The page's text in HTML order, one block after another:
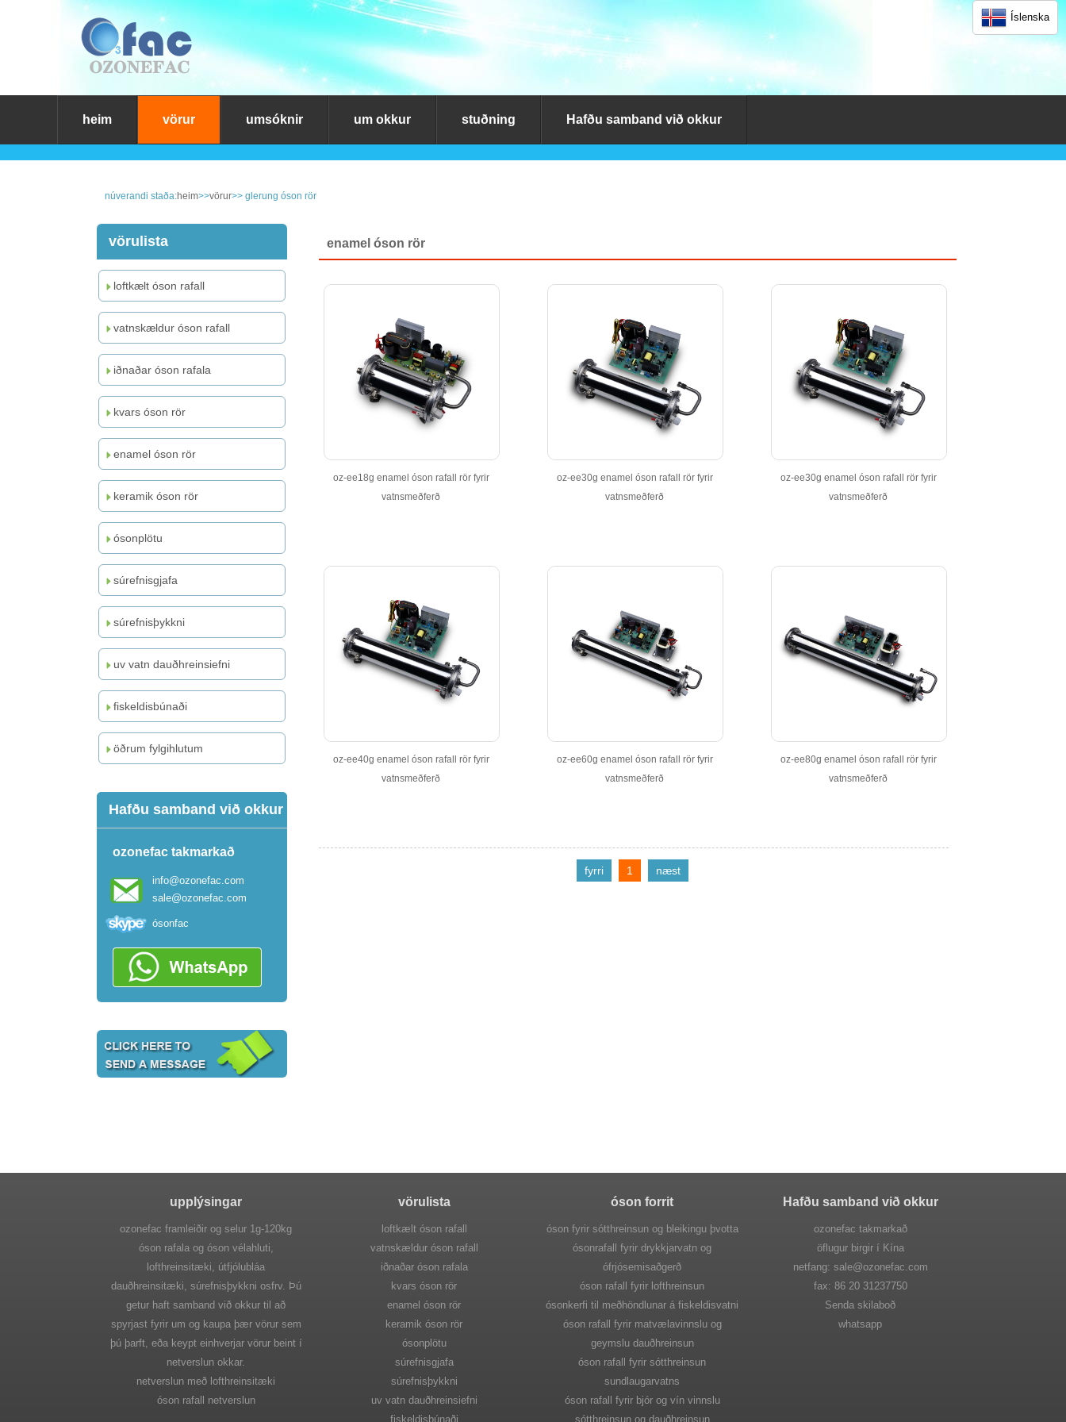
Íslenska
heim vörur umsóknir um okkur stuðning Hafðu samband við okkur
núverandi staða:heim>>vörur>> glerung óson rör
vörulista
loftkælt óson rafall
vatnskældur óson rafall
iðnaðar óson rafala
kvars óson rör
enamel óson rör
keramik óson rör
ósonplötu
súrefnisgjafa
súrefnisþykkni
uv vatn dauðhreinsiefni
fiskeldisbúnaði
öðrum fylgihlutum
Hafðu samband við okkur
ozonefac takmarkað
info@ozonefac.com
sale@ozonefac.com
ósonfac
enamel óson rör
oz-ee18g enamel óson rafall rör fyrir
vatnsmeðferð
oz-ee30g enamel óson rafall rör fyrir
vatnsmeðferð
oz-ee30g enamel óson rafall rör fyrir
vatnsmeðferð
oz-ee40g enamel óson rafall rör fyrir
vatnsmeðferð
oz-ee60g enamel óson rafall rör fyrir
vatnsmeðferð
oz-ee80g enamel óson rafall rör fyrir
vatnsmeðferð
fyrri 1 næst
upplýsingar
ozonefac framleiðir og selur 1g-120kg
óson rafala og óson vélahluti,
lofthreinsitæki, útfjólubláa
dauðhreinsitæki, súrefnisþykkni osfrv. Þú
getur haft samband við okkur til að
spyrjast fyrir um og kaupa þær vörur sem
þú þarft, eða keypt einhverjar vörur beint í
netverslun okkar.
netverslun með lofthreinsitæki
óson rafall netverslun
vörulista
loftkælt óson rafall
vatnskældur óson rafall
iðnaðar óson rafala
kvars óson rör
enamel óson rör
keramik óson rör
ósonplötu
súrefnisgjafa
súrefnisþykkni
uv vatn dauðhreinsiefni
fiskeldisbúnaði
óson forrit
óson fyrir sótthreinsun og bleikingu þvotta
ósonrafall fyrir drykkjarvatn og
ófrjósemisaðgerð
óson rafall fyrir lofthreinsun
ósonkerfi til meðhöndlunar á fiskeldisvatni
óson rafall fyrir matvælavinnslu og
geymslu dauðhreinsun
óson rafall fyrir sótthreinsun
sundlaugarvatns
óson rafall fyrir bjór og vín vinnslu
sótthreinsun og dauðhreinsun
Hafðu samband við okkur
ozonefac takmarkað
öflugur birgir í Kína
netfang: sale@ozonefac.com
fax: 86 20 31237750
Senda skilaboð
whatsapp